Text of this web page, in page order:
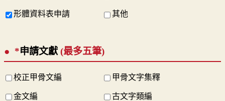
形體資料表申請 其他
*申請文獻 (最多五筆)
校正甲骨文編 甲骨文字集釋
金文編 古文字類編